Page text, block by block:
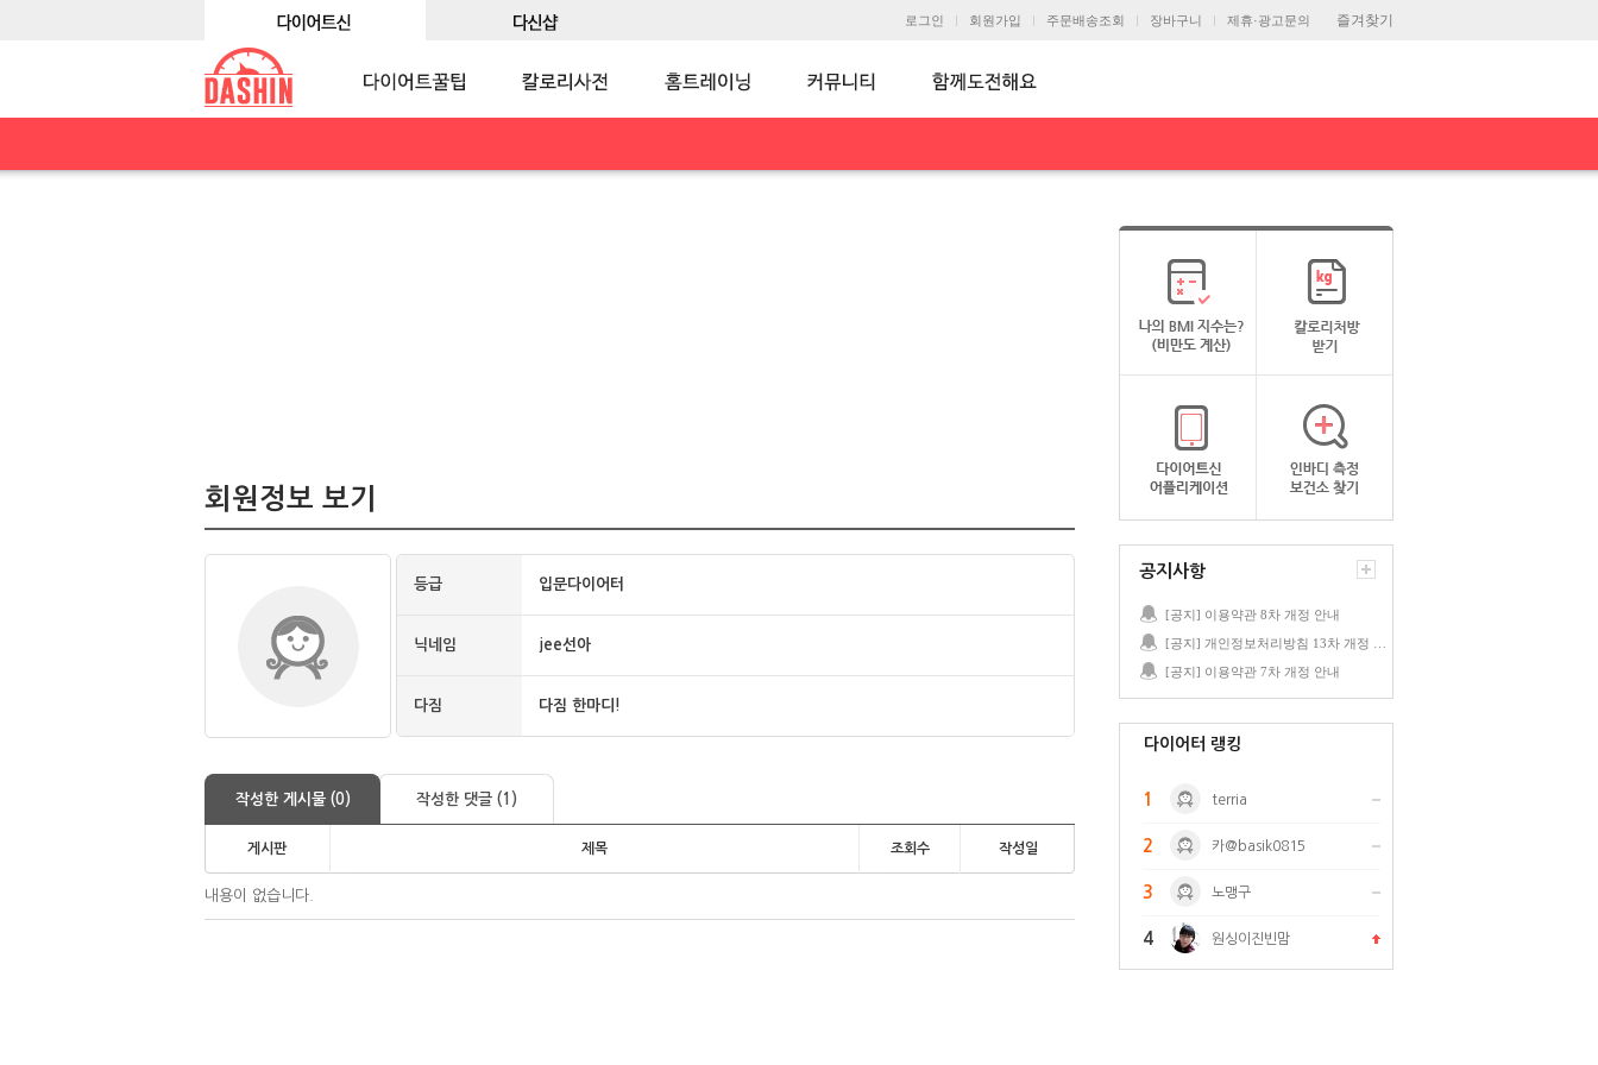
즐겨찾기
로그인 회원가입 주문배송조회 장바구니 제휴·광고문의
회원정보 보기
등급 입문다이어터
닉네임 jee선아
다짐 다짐 한마디!
작성한 게시물 (0) 작성한 댓글 (1)
게시판 제목 조회수 작성일
내용이 없습니다.
공지사항
[공지] 이용약관 8차 개정 안내
[공지] 이용약관 7차 개정 안내
다이어터 랭킹
1 terria
2 카@basik0815
3 노맹구
4 원싱이진빈맘